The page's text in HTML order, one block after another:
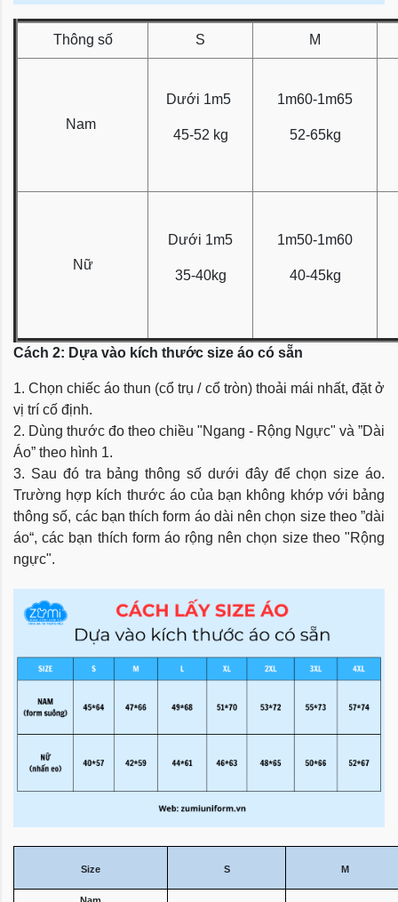
Thông số S M
Nam
Dưới 1m5
45-52 kg
1m60-1m65
52-65kg
Nữ
Dưới 1m5
35-40kg
1m50-1m60
40-45kg
Cách 2: Dựa vào kích thước size áo có sẵn
1. Chọn chiếc áo thun (cổ trụ / cổ tròn) thoải mái nhất, đặt ở
vị trí cố định.
2. Dùng thước đo theo chiều "Ngang - Rộng Ngực" và ”Dài
Áo” theo hình 1.
3. Sau đó tra bảng thông số dưới đây để chọn size áo.
Trường hợp kích thước áo của bạn không khớp với bảng
thông số, các bạn thích form áo dài nên chọn size theo ”dài
áo“, các bạn thích form áo rộng nên chọn size theo "Rộng
ngực".
Size S M